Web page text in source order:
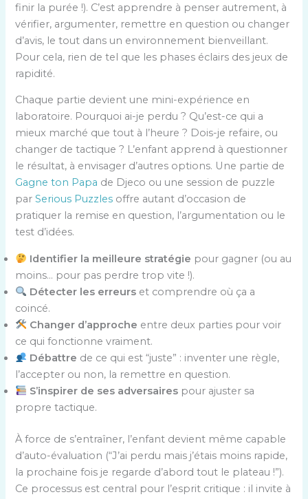
finir la purée !). C’est apprendre à penser autrement, à
vérifier, argumenter, remettre en question ou changer
d’avis, le tout dans un environnement bienveillant.
Pour cela, rien de tel que les phases éclairs des jeux de
rapidité.
Chaque partie devient une mini-expérience en
laboratoire. Pourquoi ai-je perdu ? Qu’est-ce qui a
mieux marché que tout à l’heure ? Dois-je refaire, ou
changer de tactique ? L’enfant apprend à questionner
le résultat, à envisager d’autres options. Une partie de
Gagne ton Papa de Djeco ou une session de puzzle
parSerious Puzzles offre autant d’occasion de
pratiquer la remise en question, l’argumentation ou le
test d’idées.
Identifier la meilleure stratégie pour gagner (ou au
moins… pour pas perdre trop vite !).
Détecter les erreurs et comprendre où ça a
coincé.
Changer d’approche entre deux parties pour voir
ce qui fonctionne vraiment.
Débattre de ce qui est “juste” : inventer une règle,
l’accepter ou non, la remettre en question.
S’inspirer de ses adversaires pour ajuster sa
propre tactique.
À force de s’entraîner, l’enfant devient même capable
d’auto-évaluation (“J’ai perdu mais j’étais moins rapide,
la prochaine fois je regarde d’abord tout le plateau !”).
Ce processus est central pour l’esprit critique : il invite à